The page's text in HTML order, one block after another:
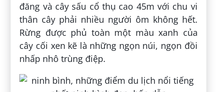
đăng và cây sấu cổ thụ cao 45m với chu vi
thân cây phải nhiều người ôm không hết.
Rừng được phủ toàn một màu xanh của
cây cối xen kẽ là những ngọn núi, ngọn đồi
nhấp nhô trùng điệp.